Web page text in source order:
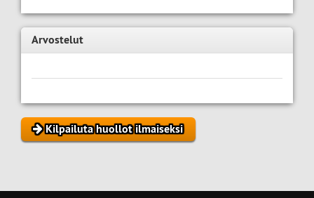
Arvostelut
Kilpailuta huollot ilmaiseksi